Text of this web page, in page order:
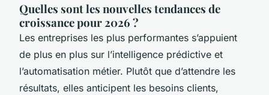
Quelles sont les nouvelles tendances de
croissance pour 2026 ?
Les entreprises les plus performantes s’appuient
de plus en plus sur l’intelligence prédictive et
l’automatisation métier. Plutôt que d’attendre les
résultats, elles anticipent les besoins clients,